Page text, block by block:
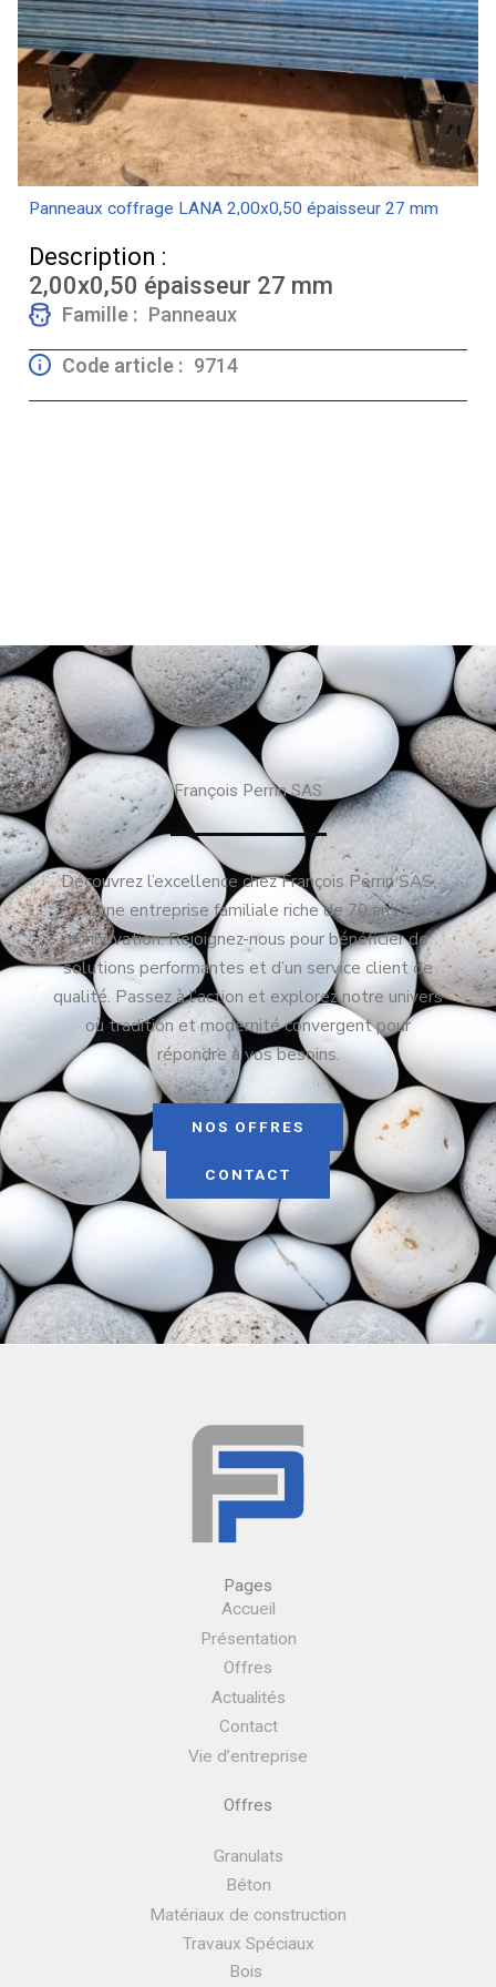
Panneaux coffrage LANA 2,00x0,50 épaisseur 27 mm
Description :
2,00x0,50 épaisseur 27 mm
Famille : Panneaux
Code article : 9714
François Perrin SAS
Découvrez l’excellence chez François Perrin SAS,
une entreprise familiale riche de 70 ans
d’innovation. Rejoignez-nous pour bénéficier de
solutions performantes et d’un service client de
qualité. Passez à l’action et explorez notre univers
où tradition et modernité convergent pour
répondre à vos besoins.
NOS OFFRES
CONTACT
Pages
Accueil
Présentation
Offres
Actualités
Contact
Vie d’entreprise
Offres
Granulats
Béton
Matériaux de construction
Travaux Spéciaux
Bois